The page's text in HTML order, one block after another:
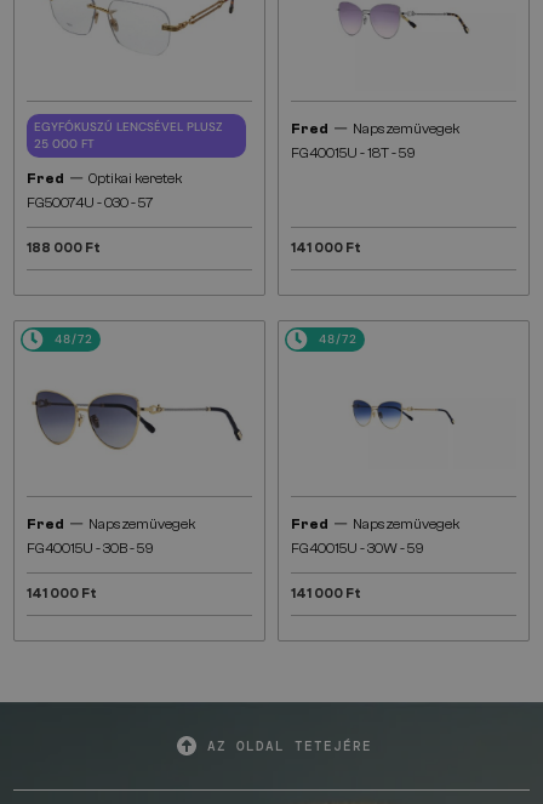
EGYFÓKUSZÚ LENCSÉVEL PLUSZ
25 000 FT
Fred — Optikai keretek
FG50074U - 030 - 57
188 000 Ft
Fred — Napszemüvegek
FG40015U - 18T - 59
141 000 Ft
48/72
Fred — Napszemüvegek
FG40015U - 30B - 59
141 000 Ft
48/72
Fred — Napszemüvegek
FG40015U - 30W - 59
141 000 Ft
AZ OLDAL TETEJÉRE